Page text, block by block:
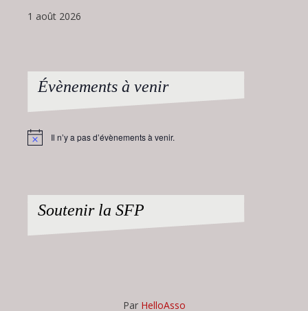
1 août 2026
Évènements à venir
Notice Il n’y a pas d’évènements à venir.
Soutenir la SFP
Par HelloAsso